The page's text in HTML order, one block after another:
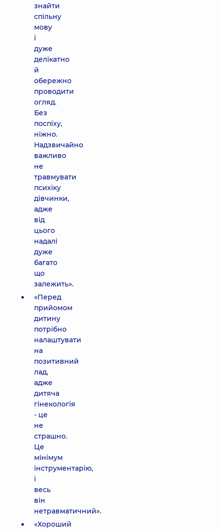
знайти
спільну
мову
і
дуже
делікатно
й
обережно
проводити
огляд.
Без
поспіху,
ніжно.
Надзвичайно
важливо
не
травмувати
психіку
дівчинки,
адже
від
цього
надалі
дуже
багато
що
залежить».
«Перед
прийомом
дитину
потрібно
налаштувати
на
позитивний
лад,
адже
дитяча
гінекологія
- це
не
страшно.
Це
мінімум
інструментарію,
і
весь
він
нетравматичний».
«Хороший